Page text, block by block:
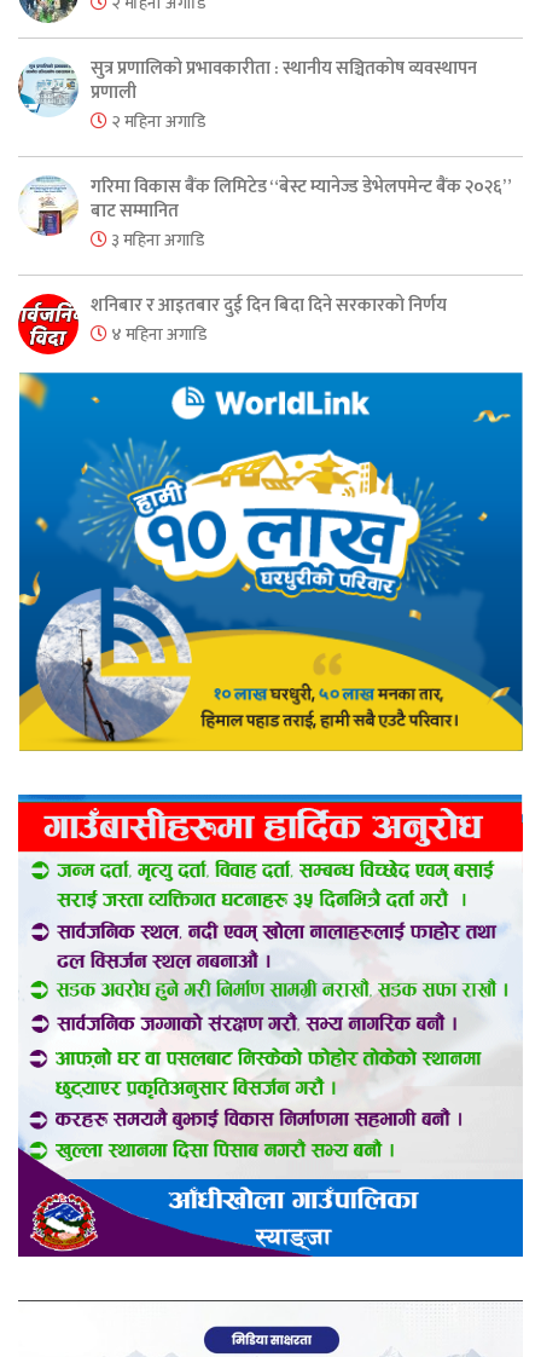
सुत्र प्रणालिको प्रभावकारीता : स्थानीय सञ्चितकोष व्यवस्थापन
प्रणाली
२ महिना अगाडि
गरिमा विकास बैंक लिमिटेड “बेस्ट म्यानेज्ड डेभेलपमेन्ट बैंक २०२६”
बाट सम्मानित
३ महिना अगाडि
शनिबार र आइतबार दुई दिन बिदा दिने सरकारको निर्णय
४ महिना अगाडि